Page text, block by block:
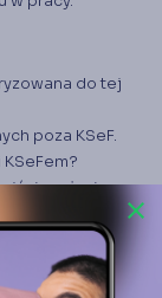
do tej
poza KSeF.
w życie
trzeba je
close